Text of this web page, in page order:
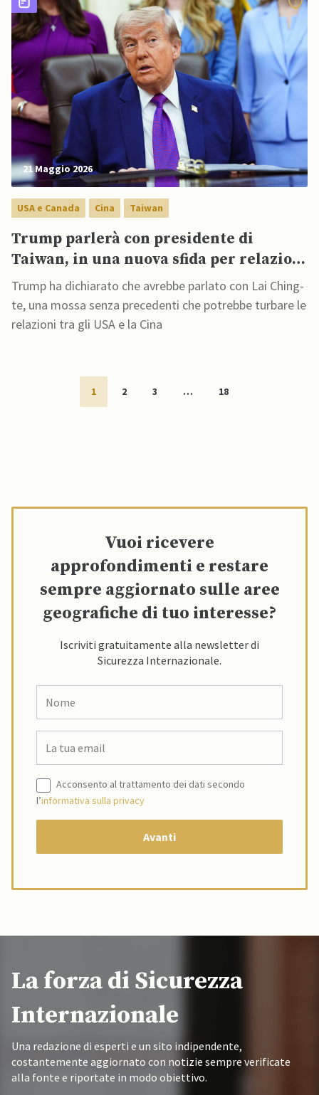
21 Maggio 2026
USA e Canada Cina Taiwan
Trump parlerà con presidente di
Taiwan, in una nuova sfida per relazioni
USA-Cina
Trump ha dichiarato che avrebbe parlato con Lai Ching-
te, una mossa senza precedenti che potrebbe turbare le
relazioni tra gli USA e la Cina
1 2 3 … 18
Vuoi ricevere
approfondimenti e restare
sempre aggiornato sulle aree
geografiche di tuo interesse?
Iscriviti gratuitamente alla newsletter di
Sicurezza Internazionale.
Acconsento al trattamento dei dati secondo
l’informativa sulla privacy
La forza di Sicurezza
Internazionale
Una redazione di esperti e un sito indipendente,
costantemente aggiornato con notizie sempre verificate
alla fonte e riportate in modo obiettivo.